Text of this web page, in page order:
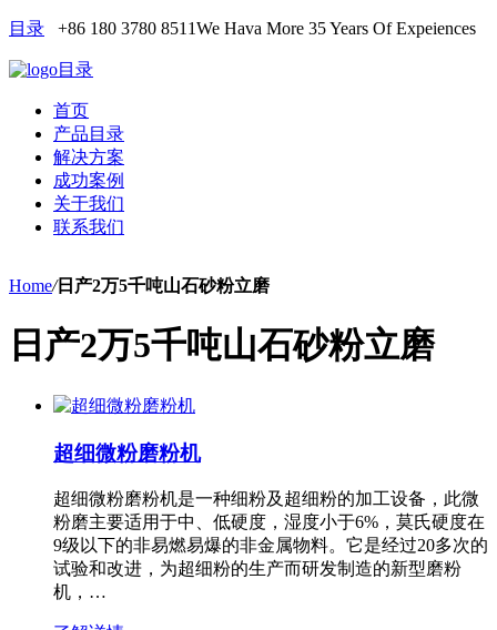
目录 +86 180 3780 8511We Hava More 35 Years Of Expeiences
目录
首页
产品目录
解决方案
成功案例
关于我们
联系我们
Home/日产2万5千吨山石砂粉立磨
日产2万5千吨山石砂粉立磨
超细微粉磨粉机
超细微粉磨粉机是一种细粉及超细粉的加工设备，此微
粉磨主要适用于中、低硬度，湿度小于6%，莫氏硬度在
9级以下的非易燃易爆的非金属物料。它是经过20多次的
试验和改进，为超细粉的生产而研发制造的新型磨粉
机，…